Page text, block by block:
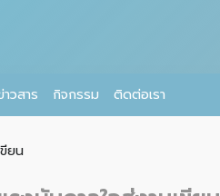
าวสาร กิจกรรม ติดต่อเรา
น